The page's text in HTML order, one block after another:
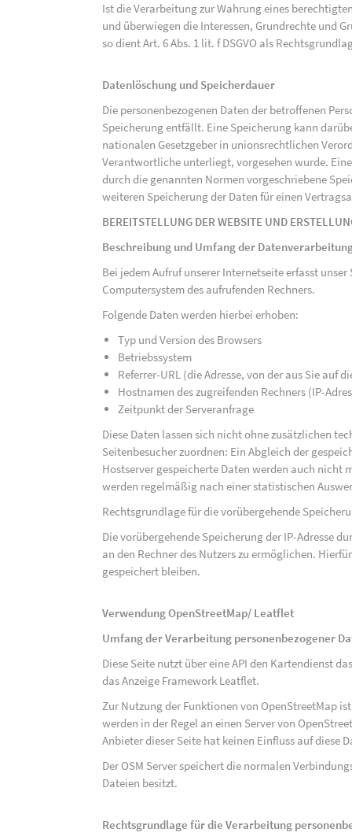
Ist die Verarbeitung zur Wahrung eines
und überwiegen die Interessen, Grundrechte und
so dient Art. 6 Abs. 1 lit. f DSGVO als
Datenlöschung und Speicherdauer
Die personenbezogenen Daten der betroffenen
Speicherung entfällt. Eine Speicherung kann
nationalen Gesetzgeber in unionsrechtlichen
Verantwortliche unterliegt, vorgesehen wurde.
durch die genannten Normen vorgeschriebene
weiteren Speicherung der Daten für einen
BEREITSTELLUNG DER WEBSITE UND
Beschreibung und Umfang der
Bei jedem Aufruf unserer Internetseite erfasst
Computersystem des aufrufenden Rechners.
Folgende Daten werden hierbei erhoben:
Typ und Version des Browsers
Betriebssystem
Referrer-URL (die Adresse, von der aus Sie auf
Hostnamen des zugreifenden Rechners (IP-
Zeitpunkt der Serveranfrage
Diese Daten lassen sich nicht ohne zusätzlichen
Seitenbesucher zuordnen: Ein Abgleich der
Hostserver gespeicherte Daten werden auch nicht
werden regelmäßig nach einer statistischen
Rechtsgrundlage für die vorübergehende
Die vorübergehende Speicherung der IP-Adresse
an den Rechner des Nutzers zu ermöglichen.
gespeichert bleiben.
Verwendung OpenStreetMap/ Leatflet
Umfang der Verarbeitung personenbezogener
Diese Seite nutzt über eine API den Kartendienst
das Anzeige Framework Leatflet.
Zur Nutzung der Funktionen von OpenStreetMap
werden in der Regel an einen Server von
Anbieter dieser Seite hat keinen Einfluss auf diese
Der OSM Server speichert die normalen
Dateien besitzt.
Rechtsgrundlage für die Verarbeitung